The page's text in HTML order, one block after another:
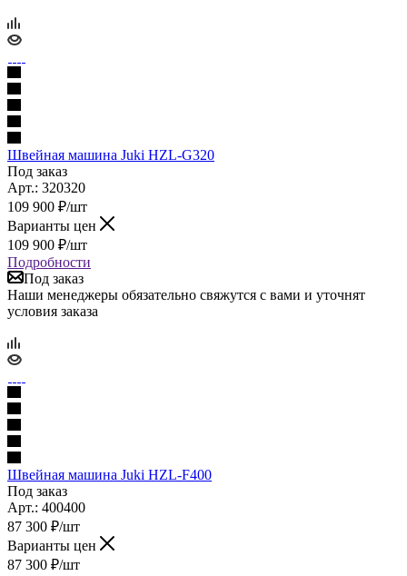
Швейная машина Juki HZL-G320
Под заказ
Арт.: 320320
109 900 ₽/шт
Варианты цен
109 900 ₽/шт
Подробности
Под заказ
Наши менеджеры обязательно свяжутся с вами и уточнят
условия заказа
Швейная машина Juki HZL-F400
Под заказ
Арт.: 400400
87 300 ₽/шт
Варианты цен
87 300 ₽/шт